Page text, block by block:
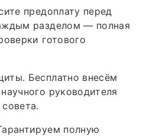
предоплату перед
разделом — полная
готового
Бесплатно внесём
руководителя
полную